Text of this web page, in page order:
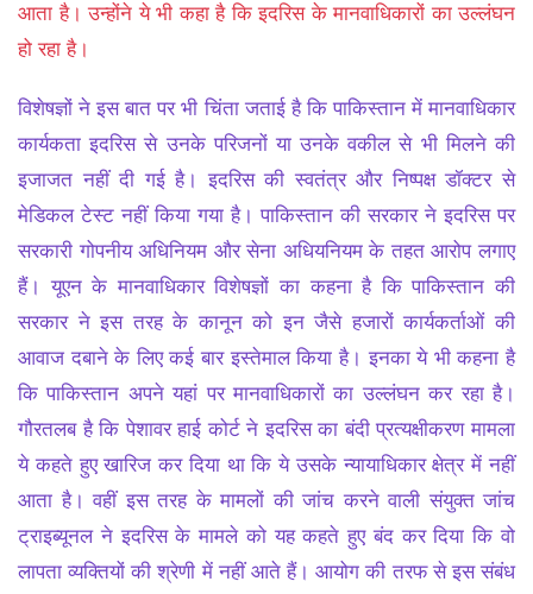
आता है। उन्‍होंने ये भी कहा है कि इदरिस के मानवाधिकारों का उल्लंघन
हो रहा है।
विशेषज्ञों ने इस बात पर भी चिंता जताई है कि पाकिस्‍तान में मानवाधिकार
कार्यकता इदरिस से उनके परिजनों या उनके वकील से भी मिलने की
इजाजत नहीं दी गई है। इदरिस की स्वतंत्र और निष्पक्ष डॉक्टर से
मेडिकल टेस्‍ट नहीं किया गया है। पाकिस्तान की सरकार ने इदरिस पर
सरकारी गोपनीय अधिनियम और सेना अधियनियम के तहत आरोप लगाए
हैं। यूएन के मानवाधिकार विशेषज्ञों का कहना है कि पाकिस्‍तान की
सरकार ने इस तरह के कानून को इन जैसे हजारों कार्यकर्ताओं की
आवाज दबाने के लिए कई बार इस्‍तेमाल किया है। इनका ये भी कहना है
कि पाकिस्‍तान अपने यहां पर मानवाधिकारों का उल्‍लंघन कर रहा है।
गौरतलब है कि पेशावर हाई कोर्ट ने इदरिस का बंदी प्रत्यक्षीकरण मामला
ये कहते हुए खारिज कर दिया था कि ये उसके न्यायाधिकार क्षेत्र में नहीं
आता है। वहीं इस तरह के मामलों की जांच करने वाली संयुक्त जांच
ट्राइब्यूनल ने इदरिस के मामले को यह कहते हुए बंद कर दिया कि वो
लापता व्‍यक्तियों की श्रेणी में नहीं आते हैं। आयोग की तरफ से इस संबंध